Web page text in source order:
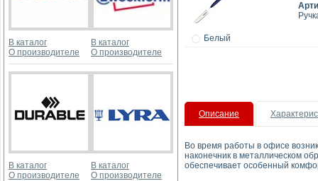
В каталог
О производителе
В каталог
О производителе
В каталог
О производителе
В каталог
О производителе
Белый
Описание
Во время работы в офисе
наконечник в металлическом
обеспечивает особенный